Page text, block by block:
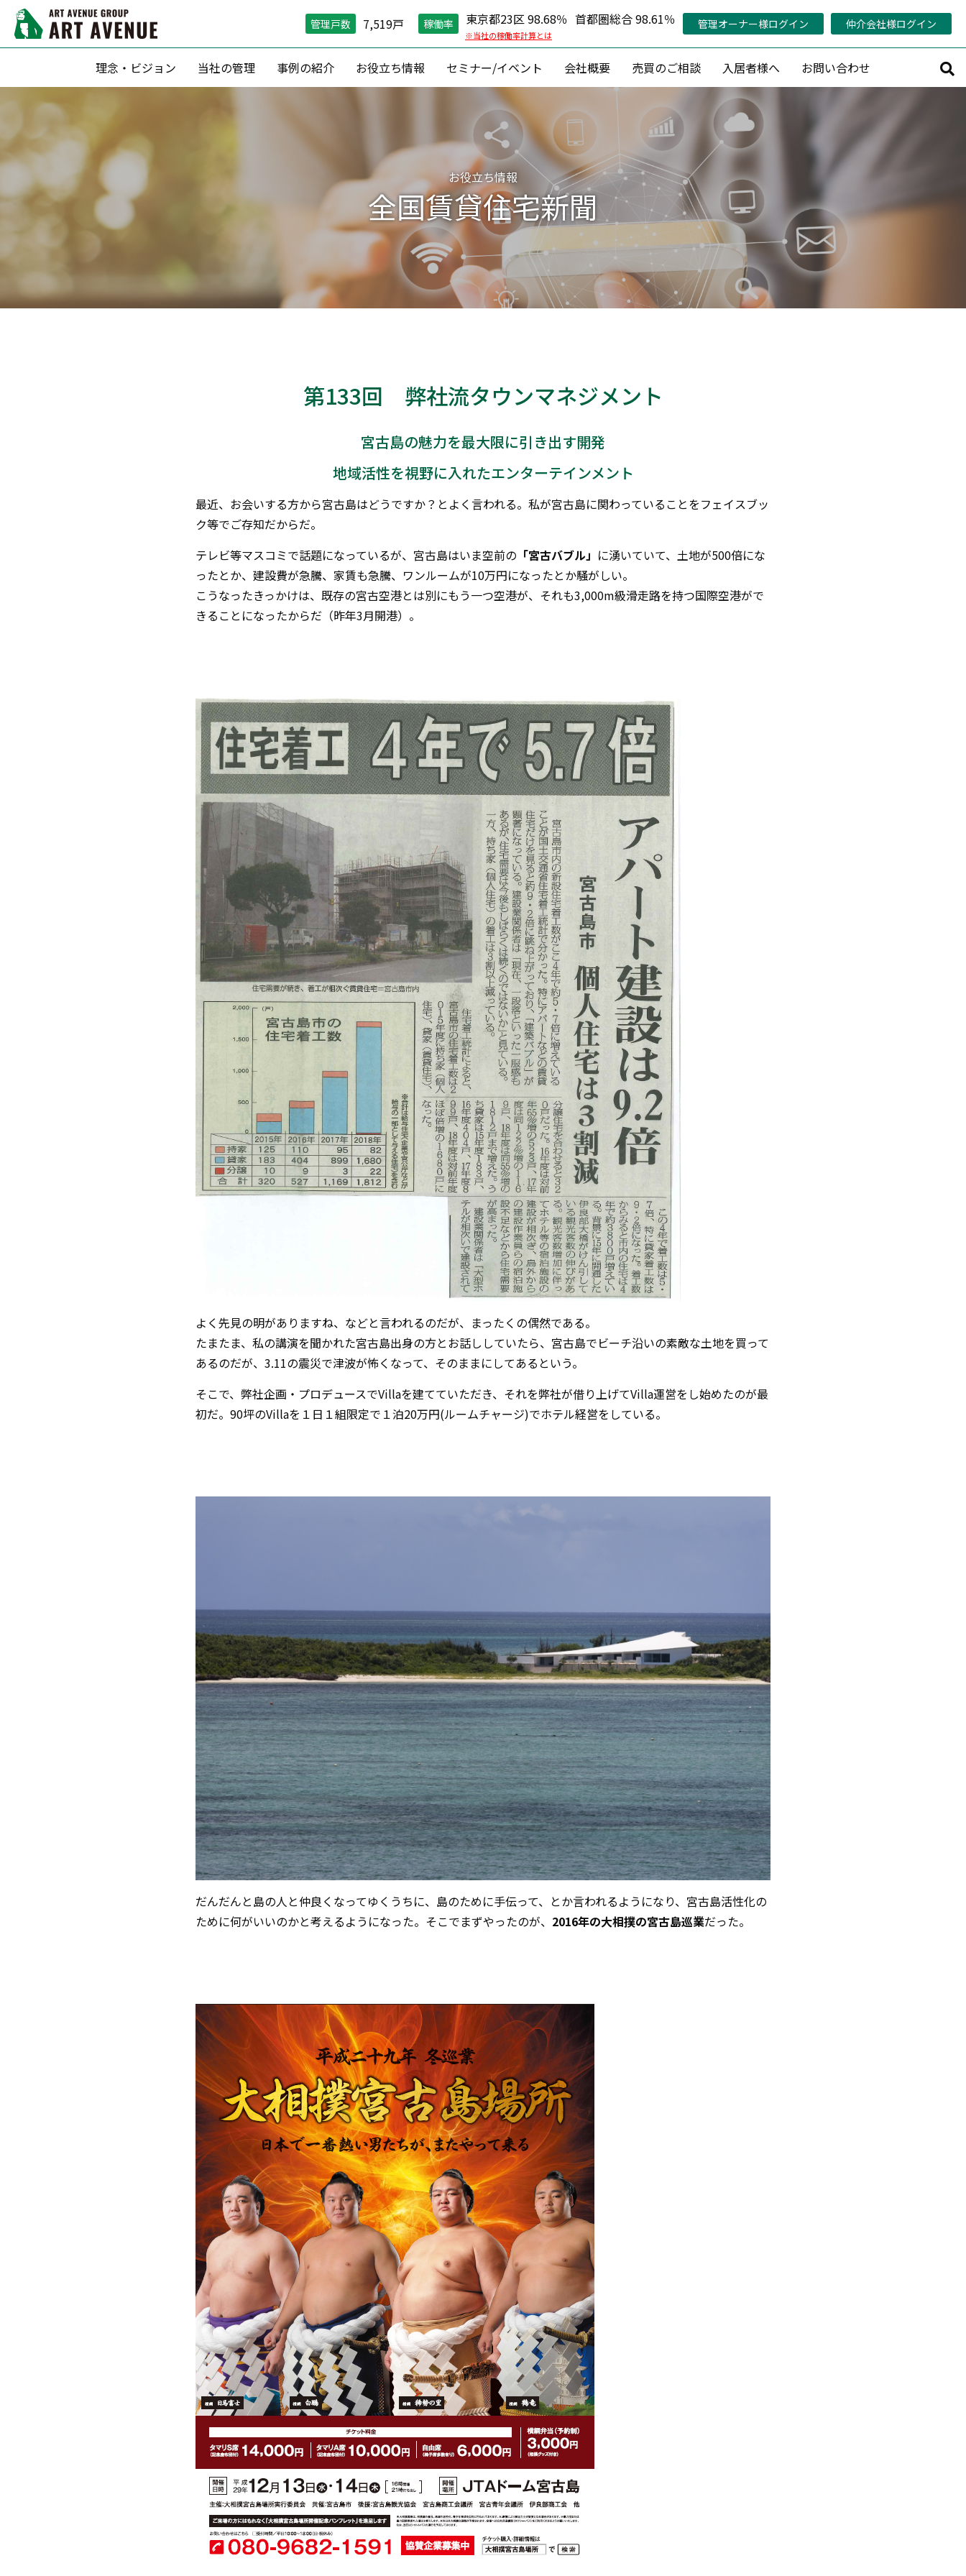
管理戸数 7,519戸 稼働率
※当社の稼働率計算とは
東京都23区 98.68％ 首都圏総合 98.61％ 管理オーナー様ログイン 仲介会社様ログイン
理念・ビジョン 当社の管理
滞納保証・空室保証(サブリース)
転貸借方式 による管理
定期借家契約 による運用
空室保証付０円リノベ
住環境維持
現場管理
24時間コールセンター
０円原状回復「ZEROプラン」
コンサルティング
資産価値維持コンサルティング
資産形成 ・活用コンサルティング
収益改善コンサルティング
相続対策プランニング
建築プロデュース
資産活用相談
管理対象エリア
当社の稼働率の考え方
認定管理会社「AMO®」
メールマガジン会員募集
賃料査定・売却査定・購入相談
収益物件売買情報リクエスト
事例の紹介 お役立ち情報 セミナー/イベント 会社概要 売買のご相談 入居者様へ お問い合わせ
お役立ち情報
全国賃貸住宅新聞
第133回 弊社流タウンマネジメント
宮古島の魅力を最大限に引き出す開発
地域活性を視野に入れたエンターテインメント
最近、お会いする方から宮古島はどうですか？とよく言われる。私が宮古島に関わっていることをフェイスブッ
ク等でご存知だからだ。
テレビ等マスコミで話題になっているが、宮古島はいま空前の 「宮古バブル」 に湧いていて、土地が500倍にな
ったとか、建設費が急騰、家賃も急騰、ワンルームが10万円になったとか騒がしい。
こうなったきっかけは、既存の宮古空港とは別にもう一つ空港が、それも3,000m級滑走路を持つ国際空港がで
きることになったからだ（昨年3月開港）。
よく先見の明がありますね、などと言われるのだが、まったくの偶然である。
たまたま、私の講演を聞かれた宮古島出身の方とお話ししていたら、宮古島でビーチ沿いの素敵な土地を買って
あるのだが、3.11の震災で津波が怖くなって、そのままにしてあるという。
そこで、弊社企画・プロデュースでVillaを建てていただき、それを弊社が借り上げてVilla運営をし始めたのが最
初だ。90坪のVillaを１日１組限定で１泊20万円(ルームチャージ)でホテル経営をしている。
だんだんと島の人と仲良くなってゆくうちに、島のために手伝って、とか言われるようになり、宮古島活性化の
ために何がいいのかと考えるようになった。そこでまずやったのが、 2016年の大相撲の宮古島巡業だった。